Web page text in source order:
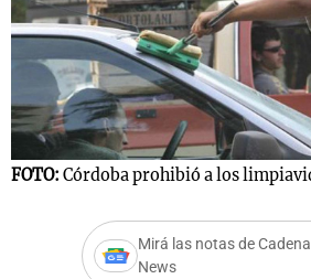
FOTO: Córdoba prohibió a los
Mirá las notas de
News